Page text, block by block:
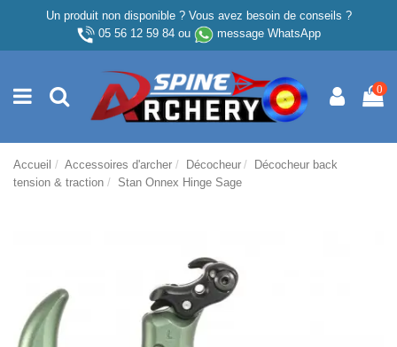
Un produit non disponible ? Vous avez besoin de conseils ?
05 56 12 59 84ou message WhatsApp
0
Accueil Accessoires d'archer Décocheur
Décocheur back
tension & traction
Stan Onnex Hinge Sage